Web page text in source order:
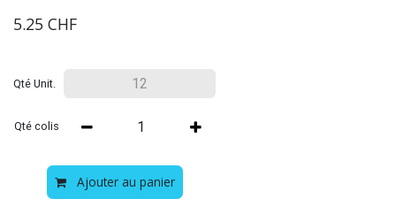
5.25 CHF
Qté Unit.
Qté colis
Ajouter au panier